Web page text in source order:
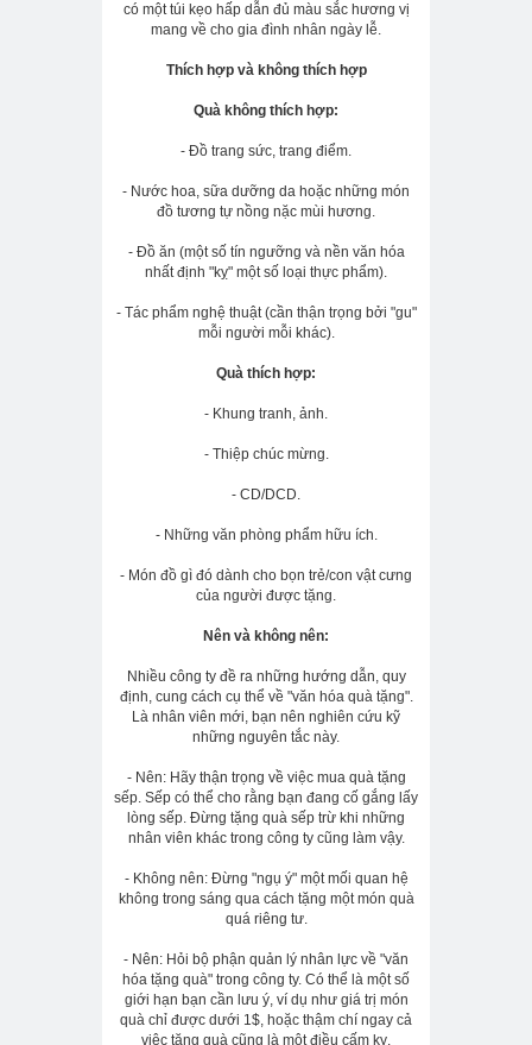
có một túi kẹo hấp dẫn đủ màu sắc hương vị
mang về cho gia đình nhân ngày lễ.
Thích hợp và không thích hợp
Quà không thích hợp:
- Đồ trang sức, trang điểm.
- Nước hoa, sữa dưỡng da hoặc những món
đồ tương tự nồng nặc mùi hương.
- Đồ ăn (một số tín ngưỡng và nền văn hóa
nhất định "kỵ" một số loại thực phẩm).
- Tác phẩm nghệ thuật (cần thận trọng bởi "gu"
mỗi người mỗi khác).
Quà thích hợp:
- Khung tranh, ảnh.
- Thiệp chúc mừng.
- CD/DCD.
- Những văn phòng phẩm hữu ích.
- Món đồ gì đó dành cho bọn trẻ/con vật cưng
của người được tặng.
Nên và không nên:
Nhiều công ty đề ra những hướng dẫn, quy
định, cung cách cụ thể về "văn hóa quà tặng".
Là nhân viên mới, bạn nên nghiên cứu kỹ
những nguyên tắc này.
- Nên: Hãy thận trọng về việc mua quà tặng
sếp. Sếp có thể cho rằng bạn đang cố gắng lấy
lòng sếp. Đừng tặng quà sếp trừ khi những
nhân viên khác trong công ty cũng làm vậy.
- Không nên: Đừng "ngụ ý" một mối quan hệ
không trong sáng qua cách tặng một món quà
quá riêng tư.
- Nên: Hỏi bộ phận quản lý nhân lực về "văn
hóa tặng quà" trong công ty. Có thể là một số
giới hạn bạn cần lưu ý, ví dụ như giá trị món
quà chỉ được dưới 1$, hoặc thậm chí ngay cả
việc tặng quà cũng là một điều cấm kỵ.